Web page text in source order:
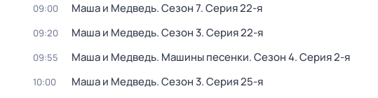
09:00 Маша и Медведь. Сезон 7. Серия 22-я
09:20 Маша и Медведь. Сезон 3. Серия 22-я
09:55 Маша и Медведь. Машины песенки. Сезон 4. Серия 2-я
10:00 Маша и Медведь. Сезон 3. Серия 25-я